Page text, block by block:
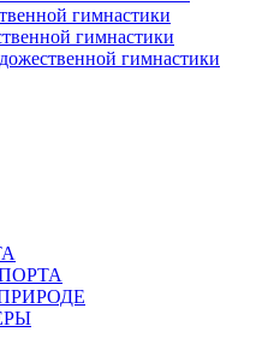
гимнастики
гимнастики
гимнастики